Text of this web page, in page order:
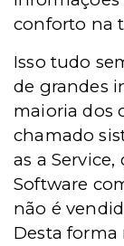
conforto na
Isso tudo
de grandes
maioria dos
chamado
as a
Software
não é
Desta forma